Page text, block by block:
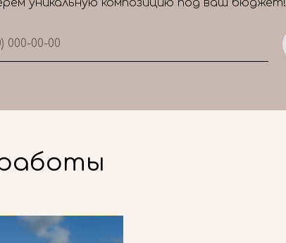
уникальную композицию под ваш бюджет!